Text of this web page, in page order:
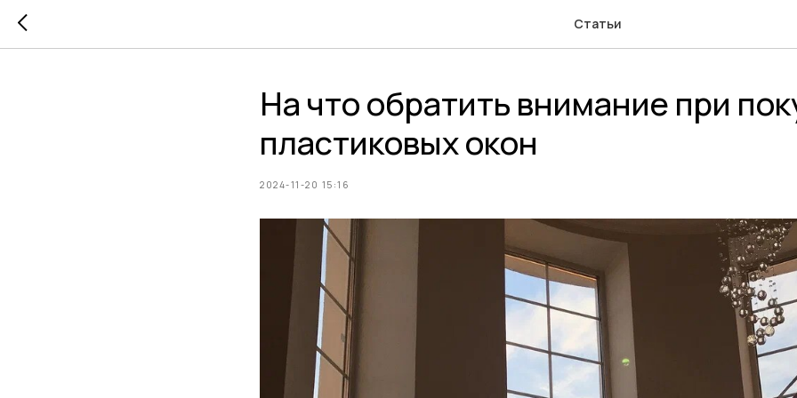
Статьи
На что обратить внимание при
пластиковых окон
2024-11-20 15:16